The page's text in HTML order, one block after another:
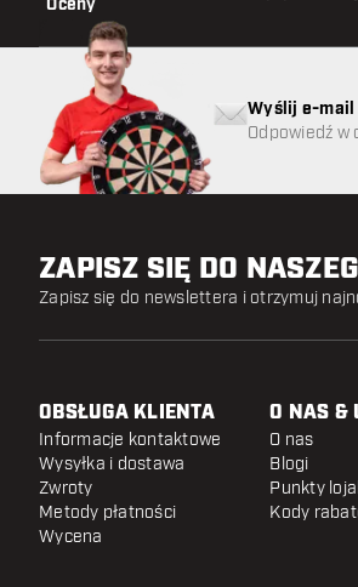
Wyślij e-mail
Odpowiedź w
ZAPISZ SIĘ DO
Zapisz się do newslettera i otrzymuj
OBSŁUGA KLIENTA
Informacje kontaktowe
Wysyłka i dostawa
Zwroty
Metody płatności
Wycena
O NAS &
O nas
Blogi
Punkty
Kody